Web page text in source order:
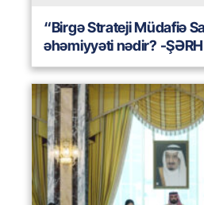
“Birgə Strateji Müdafiə
əhəmiyyəti nədir? -ŞƏRH